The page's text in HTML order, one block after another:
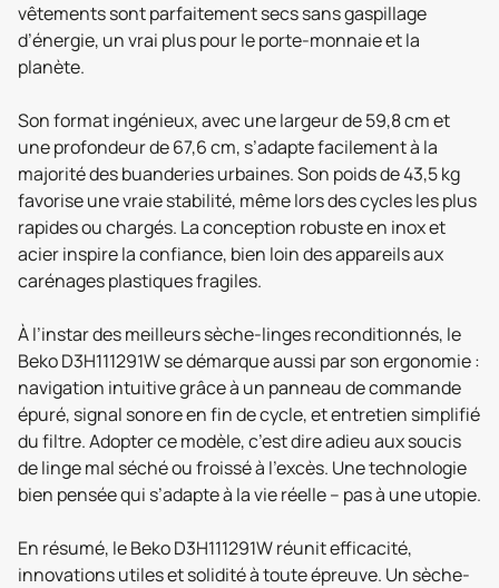
vêtements sont parfaitement secs sans gaspillage
d’énergie, un vrai plus pour le porte-monnaie et la
planète.
Son format ingénieux, avec une largeur de 59,8 cm et
une profondeur de 67,6 cm, s’adapte facilement à la
majorité des buanderies urbaines. Son poids de 43,5 kg
favorise une vraie stabilité, même lors des cycles les plus
rapides ou chargés. La conception robuste en inox et
acier inspire la confiance, bien loin des appareils aux
carénages plastiques fragiles.
À l’instar des meilleurs sèche-linges reconditionnés, le
Beko D3H111291W se démarque aussi par son ergonomie :
navigation intuitive grâce à un panneau de commande
épuré, signal sonore en fin de cycle, et entretien simplifié
du filtre. Adopter ce modèle, c’est dire adieu aux soucis
de linge mal séché ou froissé à l’excès. Une technologie
bien pensée qui s’adapte à la vie réelle – pas à une utopie.
En résumé, le Beko D3H111291W réunit efficacité,
innovations utiles et solidité à toute épreuve. Un sèche-